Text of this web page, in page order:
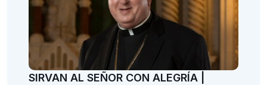
SIRVAN AL SEÑOR CON ALEGRÍA |